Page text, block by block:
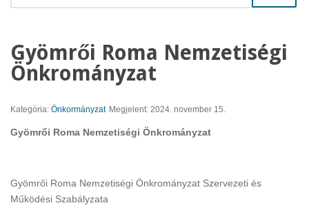
Gyömrői Roma Nemzetiségi
Önkrományzat
Kategória: Önkormányzat Megjelent: 2024. november 15.
Gyömrői Roma Nemzetiségi Önkrományzat
Gyömrői Roma Nemzetiségi Önkrományzat Szervezeti és
Működési Szabályzata